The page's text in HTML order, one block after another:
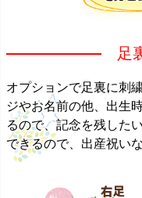
足
オプションで足裏に刺
ジやお名前の他、出生
るので、記念を残した
できるので、出産祝い